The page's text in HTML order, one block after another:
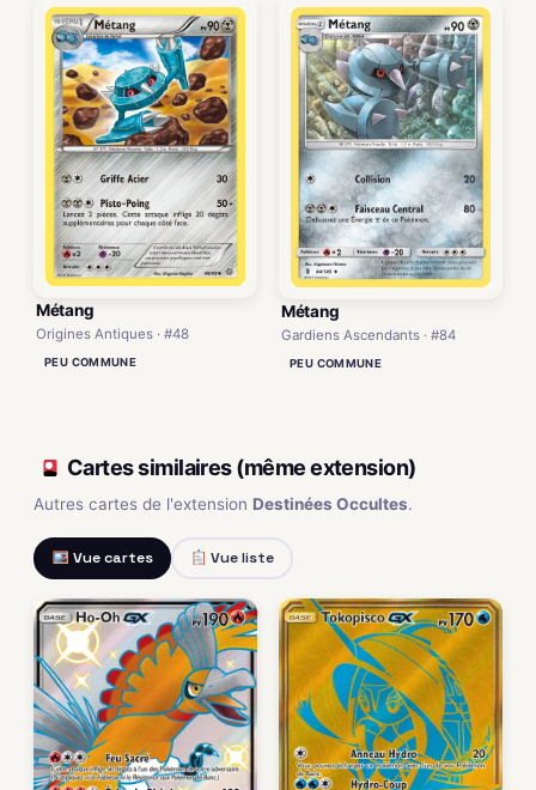
Métang
Origines Antiques · #48
PEU COMMUNE
Métang
Gardiens Ascendants · #84
PEU COMMUNE
Cartes similaires (même extension)
Autres cartes de l'extension Destinées Occultes.
Vue cartes Vue liste